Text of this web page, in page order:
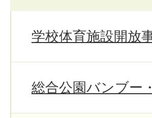
学校体育施設開放
総合公園バンブー